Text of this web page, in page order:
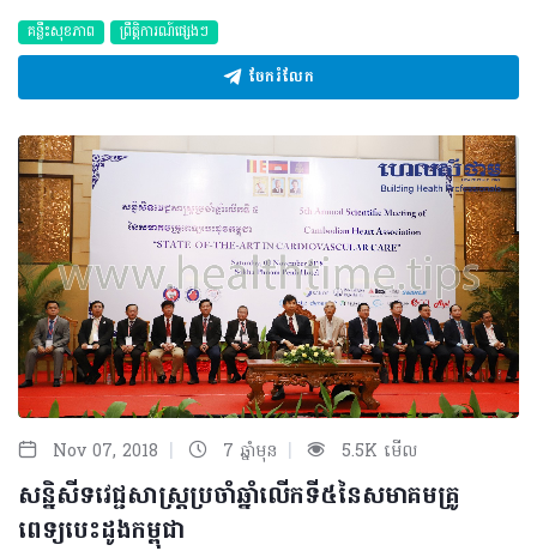
គន្លឹះសុខភាព ព្រឹត្តិការណ៍ផ្សេងៗ
ចែករំលែក
Nov 07, 2018 | 7 ឆ្នាំមុន | 5.5K មើល
សន្និសីទវេជ្ជសាស្រ្តប្រចាំឆ្នាំលើកទី៥នៃសមាគមគ្រូ
ពេទ្យបេះដូងកម្ពុជា